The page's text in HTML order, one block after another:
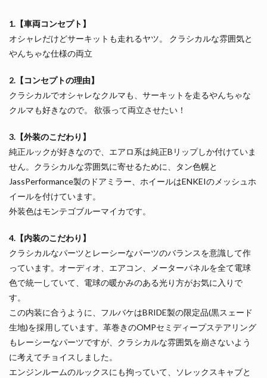
1.【車両コンセプト】
オシャレだけどサーキットも走れるヤツ。 クラシカルな雰囲気と
やんちゃな仕様の両立
2.【コンセプトの理由】
クラシカルでオシャレなクルマも、サーキットを走るやんちゃな
クルマも好きなので。 欲張って両立させたい！
3.【外装のこだわり】
純正ルックが好きなので、エアロ系は純正Bリップしか付けていま
せん。クラシカルな雰囲気に寄せるために、タン色幌と
JassPerformance製のドアミラー、ホイールはENKEIのメッシュホ
イールを付けています。
外装色はモンテゴブルーマイカです。
4.【内装のこだわり】
クラシカルなパーツとレーシーなパーツのバランスを意識して作
っています。オーディオ、エアコン、メーターパネルを全て電球
色で統一していて、電球の暖かみのある光り方がお気に入りで
す。
この内装に合うように、フルバケはBRIDE製の限定品(黒スェード
生地)を採用しています。革巻きのOMPセミディープステアリング
もレーシーなパーツですが、クラシカルな雰囲気を崩さないよう
に考えてチョイスしました。
エンジンルームのルックスにも拘っていて、ソレックスキャブと